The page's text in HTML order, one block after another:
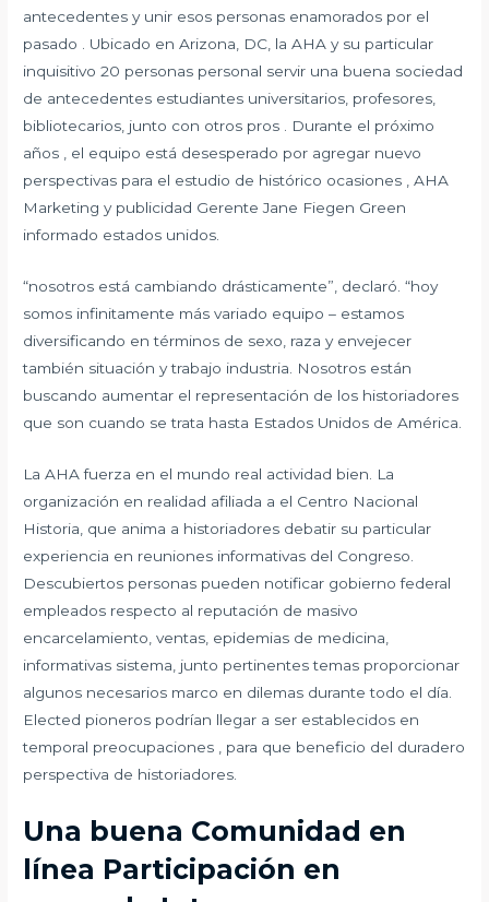
antecedentes y unir esos personas enamorados por el
pasado . Ubicado en Arizona, DC, la AHA y su particular
inquisitivo 20 personas personal servir una buena sociedad
de antecedentes estudiantes universitarios, profesores,
bibliotecarios, junto con otros pros . Durante el próximo
años , el equipo está desesperado por agregar nuevo
perspectivas para el estudio de histórico ocasiones , AHA
Marketing y publicidad Gerente Jane Fiegen Green
informado estados unidos.
“nosotros está cambiando drásticamente”, declaró. “hoy
somos infinitamente más variado equipo – estamos
diversificando en términos de sexo, raza y envejecer
también situación y trabajo industria. Nosotros están
buscando aumentar el representación de los historiadores
que son cuando se trata hasta Estados Unidos de América.
La AHA fuerza en el mundo real actividad bien. La
organización en realidad afiliada a el Centro Nacional
Historia, que anima a historiadores debatir su particular
experiencia en reuniones informativas del Congreso.
Descubiertos personas pueden notificar gobierno federal
empleados respecto al reputación de masivo
encarcelamiento, ventas, epidemias de medicina,
informativas sistema, junto pertinentes temas proporcionar
algunos necesarios marco en dilemas durante todo el día.
Elected pioneros podrían llegar a ser establecidos en
temporal preocupaciones , para que beneficio del duradero
perspectiva de historiadores.
Una buena Comunidad en
línea Participación en